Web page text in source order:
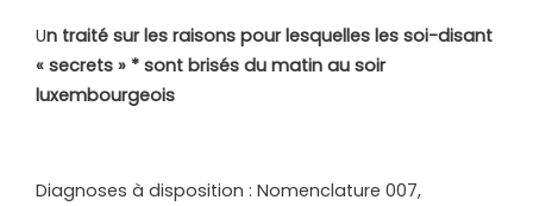
Un traité sur les raisons pour lesquelles les soi-disant
« secrets » * sont brisés du matin au soir
luxembourgeois
Diagnoses à disposition : Nomenclature 007,